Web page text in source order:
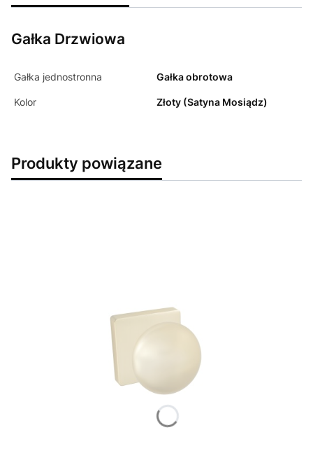
Gałka Drzwiowa
Gałka jednostronna Gałka obrotowa
Kolor Złoty (Satyna Mosiądz)
Produkty powiązane